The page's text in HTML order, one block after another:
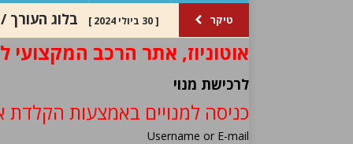
טיקר [ 30 ביולי 2024 ] בלוג העורך
העורך
[ 9 באוגוסט 2026 ] פייפליין /
אוטוניוז, אתר הרכב המקצועי
לרכישת מנוי
כניסה למנויים באמצעות הקלדת
Username or E-mail